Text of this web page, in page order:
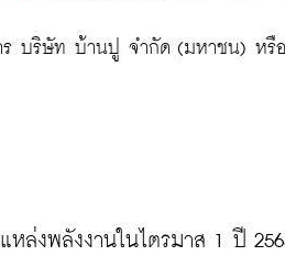
บริษัท บ้านปู จำกัด (มหาชน) หรือ
หล่งพลังงานในไตรมาส 1 ปี